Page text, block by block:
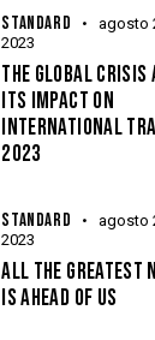
STANDARD
agosto
2023
THE GLOBAL CRISIS
ITS IMPACT ON
INTERNATIONAL
2023
STANDARD
agosto
2023
ALL THE GREATEST
IS AHEAD OF US